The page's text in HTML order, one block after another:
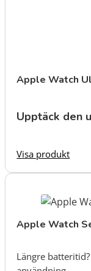
Apple Watch
Upptäck den
Visa produkt
Apple Watch
Längre